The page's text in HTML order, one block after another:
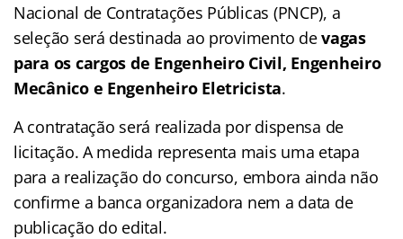
Nacional de Contratações Públicas (PNCP), a
seleção será destinada ao provimento devagas
para os cargos de Engenheiro Civil, Engenheiro
Mecânico e Engenheiro Eletricista.
A contratação será realizada por dispensa de
licitação. A medida representa mais uma etapa
para a realização do concurso, embora ainda não
confirme a banca organizadora nem a data de
publicação do edital.